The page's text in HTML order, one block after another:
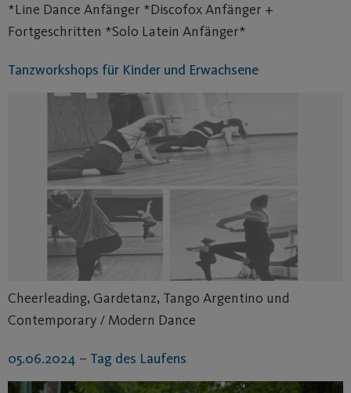
*Line Dance Anfänger *Discofox Anfänger +
Fortgeschritten *Solo Latein Anfänger*
Tanzworkshops für Kinder und Erwachsene
Cheerleading, Gardetanz, Tango Argentino und
Contemporary / Modern Dance
05.06.2024 – Tag des Laufens